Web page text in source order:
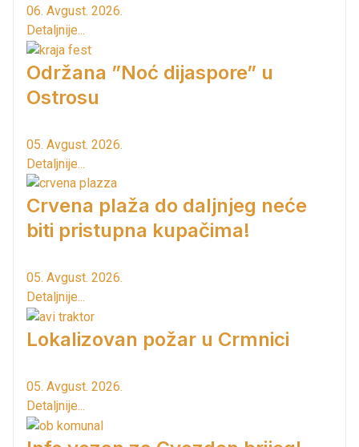
06. Avgust. 2026.
Detaljnije...
Održana ”Noć dijaspore” u
Ostrosu
05. Avgust. 2026.
Detaljnije...
Crvena plaža do daljnjeg neće
biti pristupna kupačima!
05. Avgust. 2026.
Detaljnije...
Lokalizovan požar u Crmnici
05. Avgust. 2026.
Detaljnije...